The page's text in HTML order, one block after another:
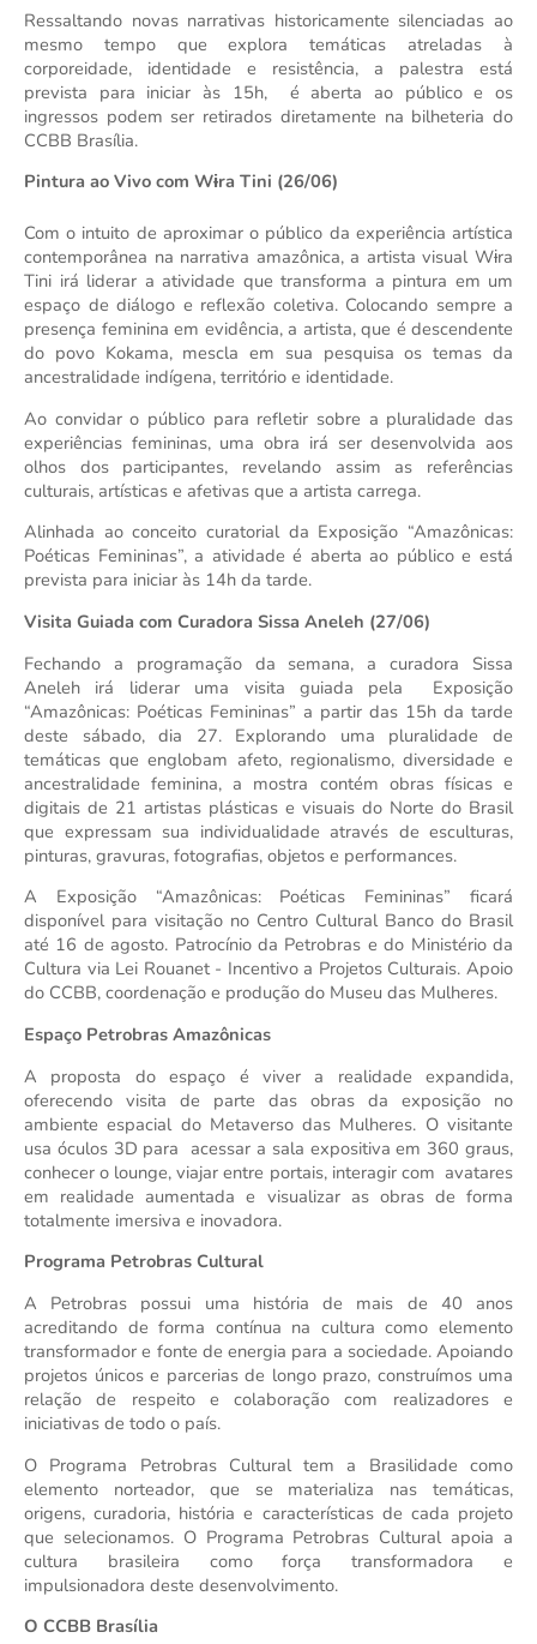
Ressaltando novas narrativas historicamente silenciadas ao
mesmo tempo que explora temáticas atreladas à
corporeidade, identidade e resistência, a palestra está
prevista para iniciar às 15h,  é aberta ao público e os
ingressos podem ser retirados diretamente na bilheteria do
CCBB Brasília.
Pintura ao Vivo com Wɨra Tini (26/06)
Com o intuito de aproximar o público da experiência artística
contemporânea na narrativa amazônica, a artista visual Wɨra
Tini irá liderar a atividade que transforma a pintura em um
espaço de diálogo e reflexão coletiva. Colocando sempre a
presença feminina em evidência, a artista, que é descendente
do povo Kokama, mescla em sua pesquisa os temas da
ancestralidade indígena, território e identidade.
Ao convidar o público para refletir sobre a pluralidade das
experiências femininas, uma obra irá ser desenvolvida aos
olhos dos participantes, revelando assim as referências
culturais, artísticas e afetivas que a artista carrega.
Alinhada ao conceito curatorial da Exposição “Amazônicas:
Poéticas Femininas”, a atividade é aberta ao público e está
prevista para iniciar às 14h da tarde.
Visita Guiada com Curadora Sissa Aneleh (27/06)
Fechando a programação da semana, a curadora Sissa
Aneleh irá liderar uma visita guiada pela  Exposição
“Amazônicas: Poéticas Femininas” a partir das 15h da tarde
deste sábado, dia 27. Explorando uma pluralidade de
temáticas que englobam afeto, regionalismo, diversidade e
ancestralidade feminina, a mostra contém obras físicas e
digitais de 21 artistas plásticas e visuais do Norte do Brasil
que expressam sua individualidade através de esculturas,
pinturas, gravuras, fotografias, objetos e performances.
A Exposição “Amazônicas: Poéticas Femininas” ficará
disponível para visitação no Centro Cultural Banco do Brasil
até 16 de agosto. Patrocínio da Petrobras e do Ministério da
Cultura via Lei Rouanet - Incentivo a Projetos Culturais. Apoio
do CCBB, coordenação e produção do Museu das Mulheres.
Espaço Petrobras Amazônicas
A proposta do espaço é viver a realidade expandida,
oferecendo visita de parte das obras da exposição no
ambiente espacial do Metaverso das Mulheres. O visitante
usa óculos 3D para  acessar a sala expositiva em 360 graus,
conhecer o lounge, viajar entre portais, interagir com  avatares
em realidade aumentada e visualizar as obras de forma
totalmente imersiva e inovadora.
Programa Petrobras Cultural
A Petrobras possui uma história de mais de 40 anos
acreditando de forma contínua na cultura como elemento
transformador e fonte de energia para a sociedade. Apoiando
projetos únicos e parcerias de longo prazo, construímos uma
relação de respeito e colaboração com realizadores e
iniciativas de todo o país.
O Programa Petrobras Cultural tem a Brasilidade como
elemento norteador, que se materializa nas temáticas,
origens, curadoria, história e características de cada projeto
que selecionamos. O Programa Petrobras Cultural apoia a
cultura brasileira como força transformadora e
impulsionadora deste desenvolvimento.
O CCBB Brasília